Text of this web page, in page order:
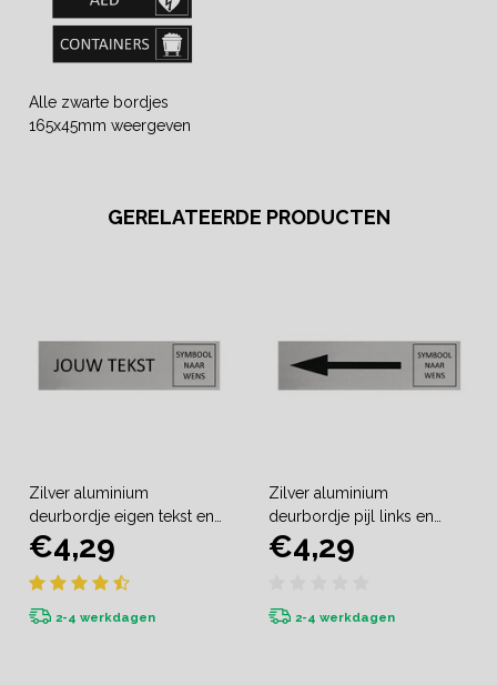
Alle zwarte bordjes
165x45mm weergeven
GERELATEERDE PRODUCTEN
Zilver aluminium
deurbordje eigen tekst en
symbool
€4,29
2-4 werkdagen
Zilver aluminium
deurbordje pijl links en
symbool
€4,29
2-4 werkdagen